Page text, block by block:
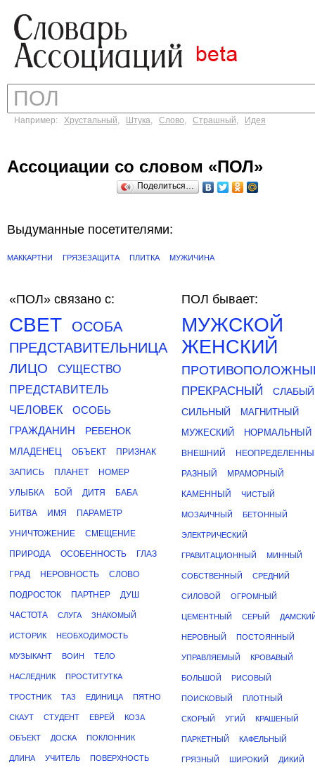
Например: Хрустальный, Штука, Слово, Страшный, Идея
Ассоциации со словом «ПОЛ»
Поделиться…
Выдуманные посетителями:
МАККАРТНИ ГРЯЗЕЗАЩИТА ПЛИТКА МУЖИЧИНА
«ПОЛ» связано с:
СВЕТ
ОСОБА
ПРЕДСТАВИТЕЛЬНИЦА
ЛИЦО
СУЩЕСТВО
ПРЕДСТАВИТЕЛЬ
ЧЕЛОВЕК
ОСОБЬ
ГРАЖДАНИН
РЕБЕНОК
МЛАДЕНЕЦ ОБЪЕКТ ПРИЗНАК
ЗАПИСЬ ПЛАНЕТ НОМЕР
УЛЫБКА БОЙ ДИТЯ БАБА
БИТВА ИМЯ ПАРАМЕТР
УНИЧТОЖЕНИЕ СМЕЩЕНИЕ
ПРИРОДА ОСОБЕННОСТЬ ГЛАЗ
ГРАД НЕРОВНОСТЬ СЛОВО
ПОДРОСТОК ПАРТНЕР ДУШ
ЧАСТОТА СЛУГА ЗНАКОМЫЙ
ИСТОРИК НЕОБХОДИМОСТЬ
МУЗЫКАНТ ВОИН ТЕЛО
НАСЛЕДНИК ПРОСТИТУТКА
ТРОСТНИК ТАЗ ЕДИНИЦА ПЯТНО
СКАУТ СТУДЕНТ ЕВРЕЙ КОЗА
ОБЪЕКТ ДОСКА ПОКЛОННИК
ДЛИНА УЧИТЕЛЬ ПОВЕРХНОСТЬ
ПОЛ бывает:
МУЖСКОЙ
ЖЕНСКИЙ
ПРЕКРАСНЫЙ
СЛАБЫЙ
СИЛЬНЫЙ
МАГНИТНЫЙ
МУЖЕСКИЙ
НОРМАЛЬНЫЙ
ВНЕШНИЙ
РАЗНЫЙ МРАМОРНЫЙ
КАМЕННЫЙ ЧИСТЫЙ
МОЗАИЧНЫЙ БЕТОННЫЙ
ЭЛЕКТРИЧЕСКИЙ
ГРАВИТАЦИОННЫЙ МИННЫЙ
СОБСТВЕННЫЙ СРЕДНИЙ
СИЛОВОЙ ОГРОМНЫЙ
ЦЕМЕНТНЫЙ СЕРЫЙ
НЕРОВНЫЙ ПОСТОЯННЫЙ
УПРАВЛЯЕМЫЙ КРОВАВЫЙ
БОЛЬШОЙ РИСОВЫЙ
ПОИСКОВЫЙ ПЛОТНЫЙ
СКОРЫЙ УГИЙ КРАШЕНЫЙ
ПАРКЕТНЫЙ КАФЕЛЬНЫЙ
ГРЯЗНЫЙ ШИРОКИЙ ДИКИЙ